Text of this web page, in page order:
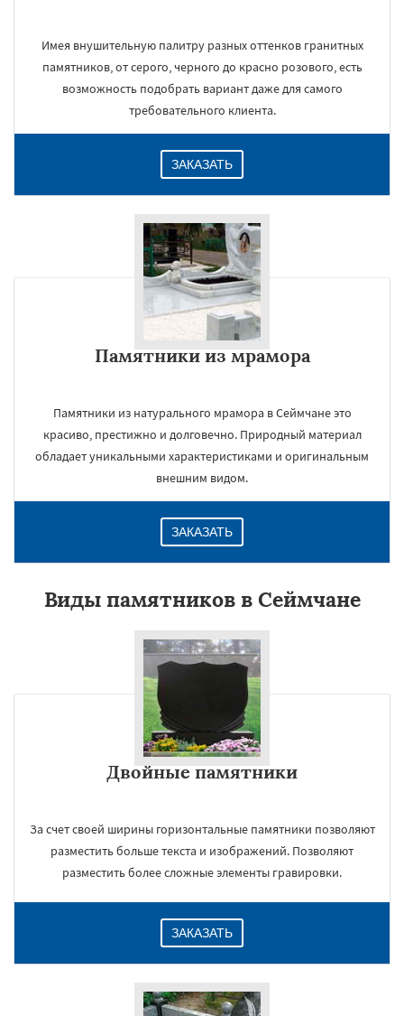
Имея внушительную палитру разных оттенков гранитных
памятников, от серого, черного до красно розового, есть
возможность подобрать вариант даже для самого
требовательного клиента.
ЗАКАЗАТЬ
Памятники из мрамора
Памятники из натурального мрамора в Сеймчане это
красиво, престижно и долговечно. Природный материал
обладает уникальными характеристиками и оригинальным
внешним видом.
ЗАКАЗАТЬ
Виды памятников в Сеймчане
Двойные памятники
За счет своей ширины горизонтальные памятники позволяют
разместить больше текста и изображений. Позволяют
разместить более сложные элементы гравировки.
ЗАКАЗАТЬ